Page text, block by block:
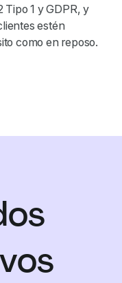
Tipo 1 y GDPR, y
estén
como en reposo.